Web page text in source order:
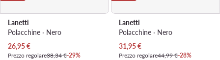
Lanetti
Polacchine · Nero
Prezzo attuale
26,95€
Prezzo regolare38,34 €-29%
Lanetti
Polacchine · Nero
Prezzo attuale
31,95€
Prezzo regolare44,99 €-28%